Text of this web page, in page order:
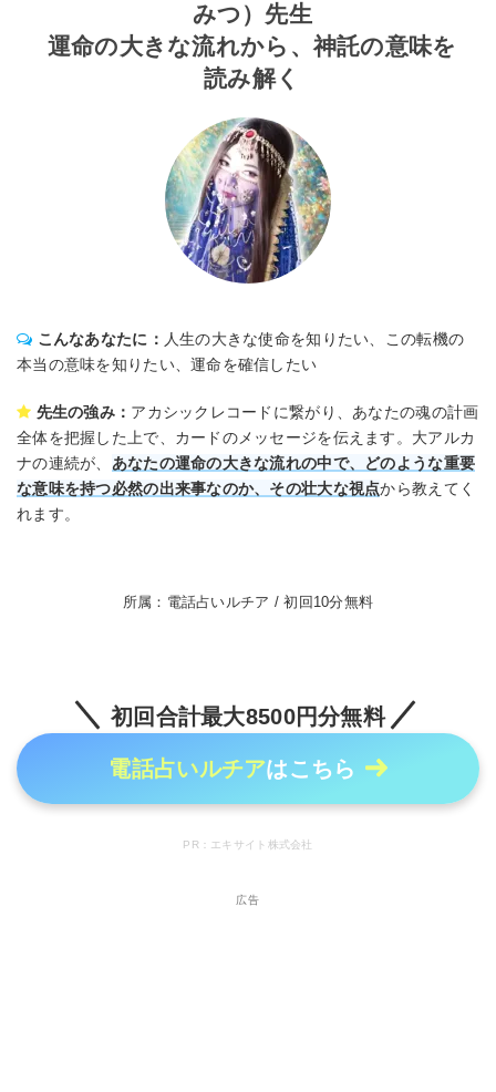
みつ）先生
運命の大きな流れから、神託の意味を
読み解く
こんなあなたに： 人生の大きな使命を知りたい、この転機の
本当の意味を知りたい、運命を確信したい
先生の強み： アカシックレコードに繋がり、あなたの魂の計画
全体を把握した上で、カードのメッセージを伝えます。大アルカ
ナの連続が、 あなたの運命の大きな流れの中で、どのような重要
な意味を持つ必然の出来事なのか、その壮大な視点から教えてく
れます。
所属：電話占いルチア / 初回10分無料
初回合計最大8500円分無料
電話占いルチアはこちら
PR：エキサイト株式会社
広告